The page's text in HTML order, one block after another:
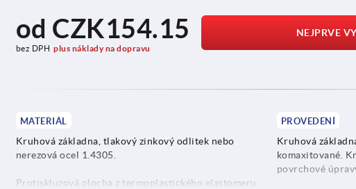
od CZK154.15
bez DPH plus náklady na dopravu
NEJPRVE
MATERIÁL
Kruhová základna, tlakový zinkový odlitek nebo
nerezová ocel 1.4305.
Protiskluzová plocha z termoplastického elastomeru.
PROVEDENÍ
Kruhová
komaxitované.
povrchové